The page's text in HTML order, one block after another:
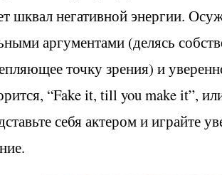
шквал негативной энергии.
аргументами (делясь
точку зрения) и
“Fake it, till you make it”,
себя актером и играйте